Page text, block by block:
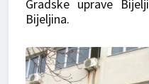
Gradske uprave
Bijeljina.